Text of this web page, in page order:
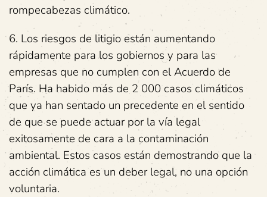
rompecabezas climático.
6. Los riesgos de litigio están aumentando
rápidamente para los gobiernos y para las
empresas que no cumplen con el Acuerdo de
París. Ha habido más de 2 000 casos climáticos
que ya han sentado un precedente en el sentido
de que se puede actuar por la vía legal
exitosamente de cara a la contaminación
ambiental. Estos casos están demostrando que la
acción climática es un deber legal, no una opción
voluntaria.